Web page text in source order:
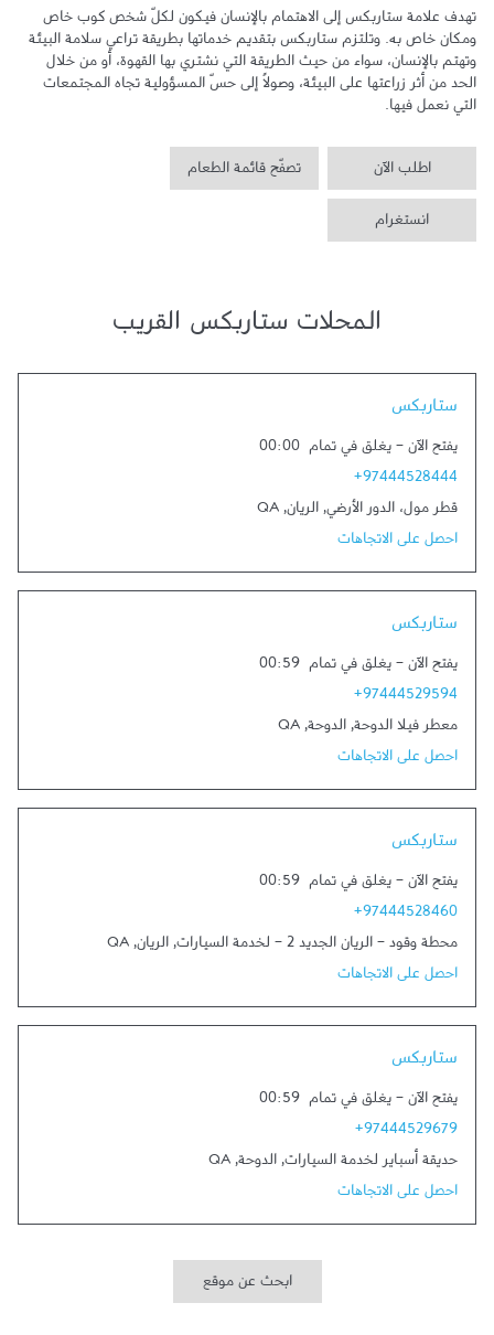
التي نعمل فيها.
اطلب الآن تصفّح قائمة الطعام
انستغرام
المحلات ستاربكس القريب
ستاربكس
يفتح الآن - يغلق في تمام 00:00
+97444528444
قطر مول، الدور الأرضي, الريان,
QA
احصل على الاتجاهات
ستاربكس
يفتح الآن - يغلق في تمام 00:59
+97444529594
معطر فيلا الدوحة, الدوحة,
QA
احصل على الاتجاهات
ستاربكس
يفتح الآن - يغلق في تمام 00:59
+97444528460
محطة وقود - الريان الجديد 2 - لخدمة السيارات
, الريان,
QA
احصل على الاتجاهات
ستاربكس
يفتح الآن - يغلق في تمام 00:59
+97444529679
حديقة أسباير لخدمة السيارات, الدوحة,
QA
احصل على الاتجاهات
ابحث عن موقع